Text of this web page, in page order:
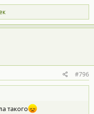
#796
такого